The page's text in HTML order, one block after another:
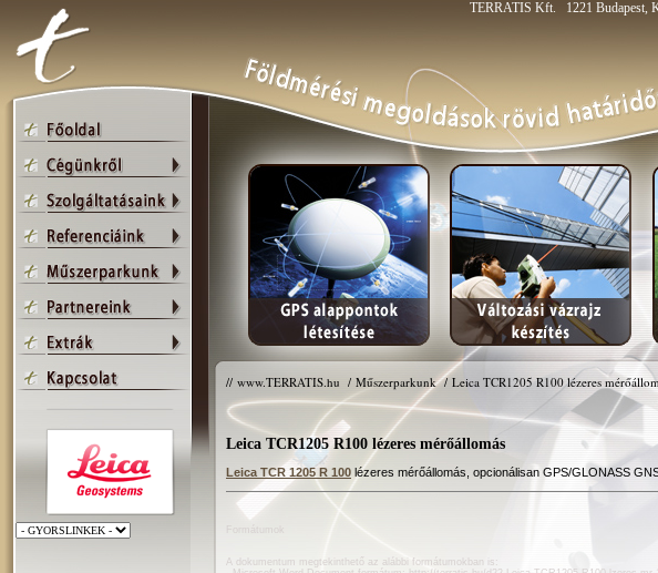
TERRATIS Kft. 1221 Budapest,
// www.TERRATIS.hu / Műszerparkunk/ Leica TCR1205 R100 lézeres
Leica TCR1205 R100 lézeres mérőállomás
Leica TCR 1205 R 100 lézeres mérőállomás, opcionálisan GPS/GLONASS
A dokumentum megtekinthető az alábbi formátumokban is: